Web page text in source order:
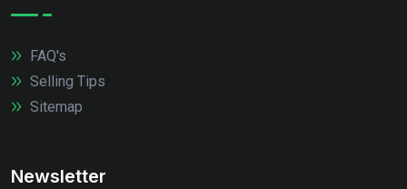
FAQ's
Selling Tips
Sitemap
Newsletter